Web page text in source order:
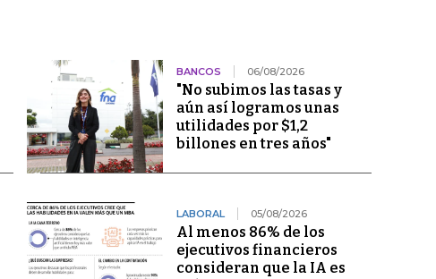
BANCOS 06/08/2026
"No subimos las tasas y
aún así logramos unas
utilidades por $1,2
billones en tres años"
LABORAL 05/08/2026
Al menos 86% de los
ejecutivos financieros
consideran que la IA es